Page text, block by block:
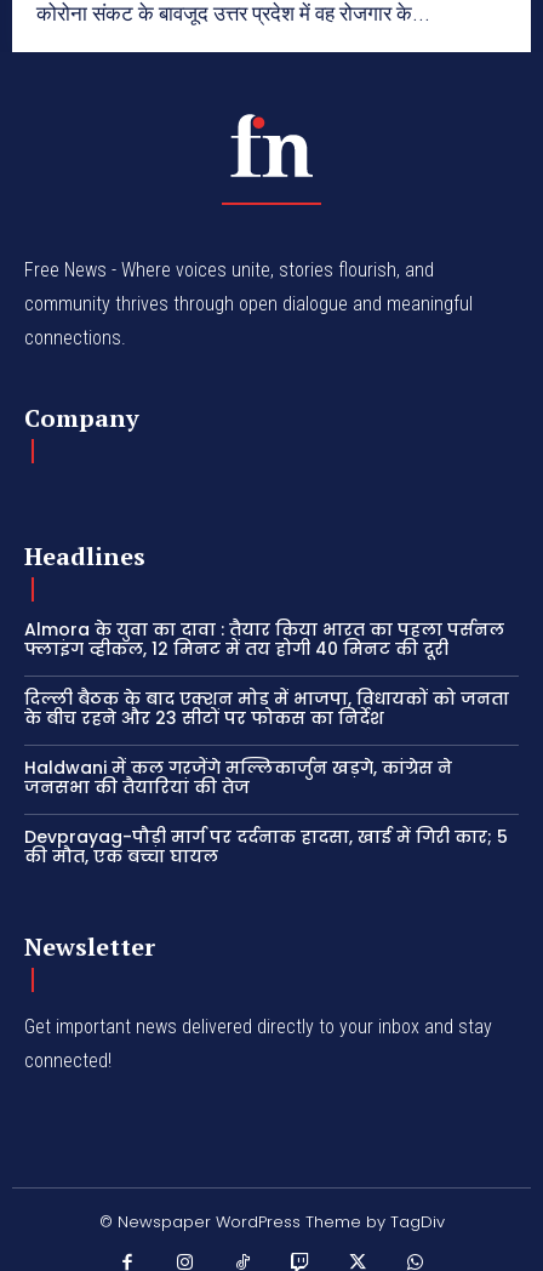
कोरोना संकट के बावजूद उत्तर प्रदेश में वह रोजगार के...
Free News - Where voices unite, stories flourish, and
community thrives through open dialogue and meaningful
connections.
Company
Headlines
Almora के युवा का दावा : तैयार किया भारत का पहला पर्सनल
फ्लाइंग व्हीकल, 12 मिनट में तय होगी 40 मिनट की दूरी
दिल्ली बैठक के बाद एक्शन मोड में भाजपा, विधायकों को जनता
के बीच रहने और 23 सीटों पर फोकस का निर्देश
Haldwani में कल गरजेंगे मल्लिकार्जुन खड़गे, कांग्रेस ने
जनसभा की तैयारियां की तेज
Devprayag-पौड़ी मार्ग पर दर्दनाक हादसा, खाई में गिरी कार; 5
की मौत, एक बच्चा घायल
Newsletter
Get important news delivered directly to your inbox and stay
connected!
© Newspaper WordPress Theme by TagDiv